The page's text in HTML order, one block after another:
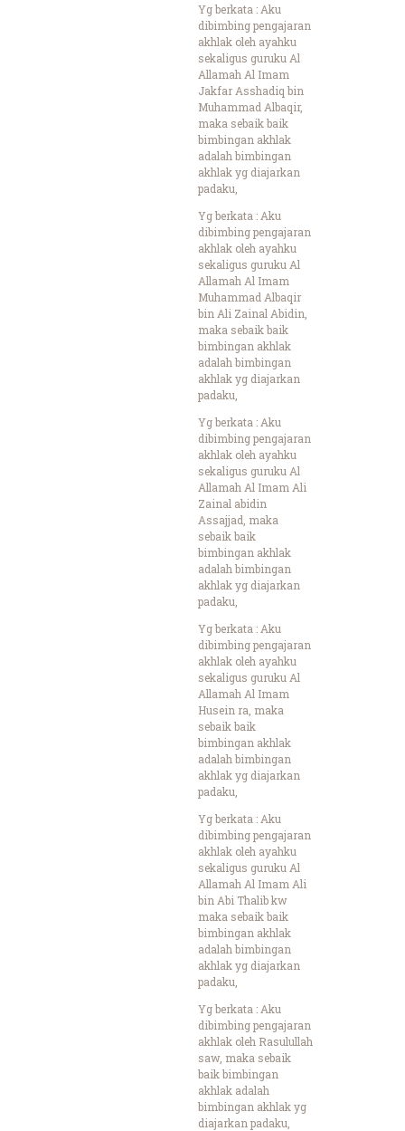
Yg berkata : Aku
dibimbing pengajaran
akhlak oleh ayahku
sekaligus guruku Al
Allamah Al Imam
Jakfar Asshadiq bin
Muhammad Albaqir,
maka sebaik baik
bimbingan akhlak
adalah bimbingan
akhlak yg diajarkan
padaku,
Yg berkata : Aku
dibimbing pengajaran
akhlak oleh ayahku
sekaligus guruku Al
Allamah Al Imam
Muhammad Albaqir
bin Ali Zainal Abidin,
maka sebaik baik
bimbingan akhlak
adalah bimbingan
akhlak yg diajarkan
padaku,
Yg berkata : Aku
dibimbing pengajaran
akhlak oleh ayahku
sekaligus guruku Al
Allamah Al Imam Ali
Zainal abidin
Assajjad, maka
sebaik baik
bimbingan akhlak
adalah bimbingan
akhlak yg diajarkan
padaku,
Yg berkata : Aku
dibimbing pengajaran
akhlak oleh ayahku
sekaligus guruku Al
Allamah Al Imam
Husein ra, maka
sebaik baik
bimbingan akhlak
adalah bimbingan
akhlak yg diajarkan
padaku,
Yg berkata : Aku
dibimbing pengajaran
akhlak oleh ayahku
sekaligus guruku Al
Allamah Al Imam Ali
bin Abi Thalib kw
maka sebaik baik
bimbingan akhlak
adalah bimbingan
akhlak yg diajarkan
padaku,
Yg berkata : Aku
dibimbing pengajaran
akhlak oleh Rasulullah
saw, maka sebaik
baik bimbingan
akhlak adalah
bimbingan akhlak yg
diajarkan padaku,